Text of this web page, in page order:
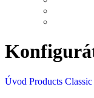
Úvod Products